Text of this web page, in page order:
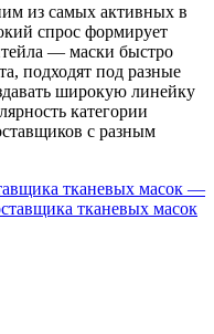
из самых активных в
спрос формирует
— маски быстро
подходят под разные
широкую линейку
категории
с разным
тканевых масок —
тканевых масок